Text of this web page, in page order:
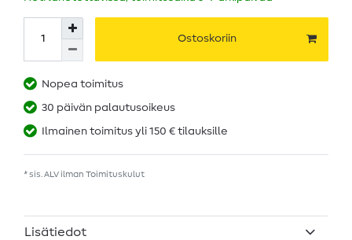
Ostoskoriin
Nopea toimitus
30 päivän palautusoikeus
Ilmainen toimitus yli 150 € tilauksille
* sis. ALV ilman Toimituskulut
Lisätiedot